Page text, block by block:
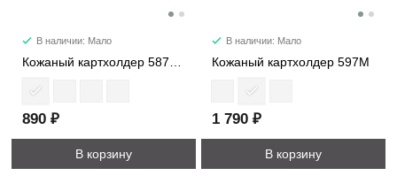
В наличии: Мало
890 ₽
В корзину
В наличии: Мало
Кожаный картхолдер 597M
1 790 ₽
В корзину